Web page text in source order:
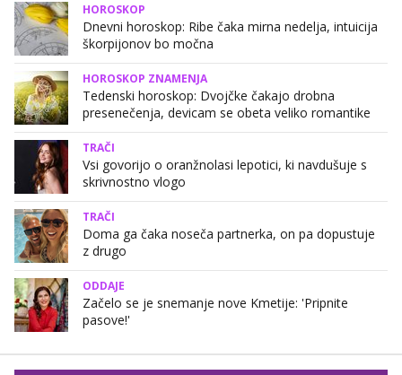
HOROSKOP
Dnevni horoskop: Ribe čaka mirna nedelja, intuicija
škorpijonov bo močna
HOROSKOP ZNAMENJA
Tedenski horoskop: Dvojčke čakajo drobna
presenečenja, devicam se obeta veliko romantike
TRAČI
Vsi govorijo o oranžnolasi lepotici, ki navdušuje s
skrivnostno vlogo
TRAČI
Doma ga čaka noseča partnerka, on pa dopustuje
z drugo
ODDAJE
Začelo se je snemanje nove Kmetije: 'Pripnite
pasove!'